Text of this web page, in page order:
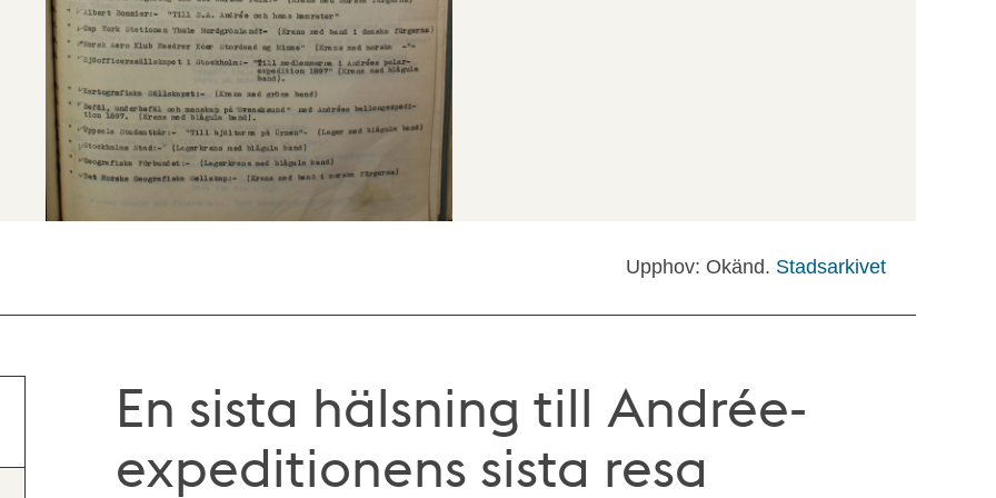
Upphov: Okänd. Stadsarkivet
En sista hälsning till Andrée-
expeditionens sista resa